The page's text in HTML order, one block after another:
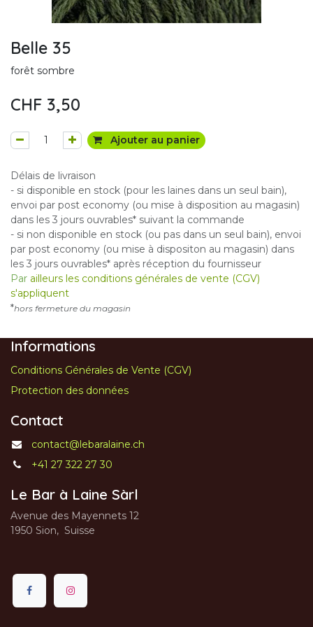
Belle 35
forêt sombre
CHF 3,50
Ajouter au panier
Délais de livraison
- si disponible en stock (pour les laines dans un seul bain),
envoi par post economy (ou mise à disposition au magasin)
dans les 3 jours ouvrables* suivant la commande
- si non disponible en stock (ou pas dans un seul bain), envoi
par post economy (ou mise à dispositon au magasin) dans
les 3 jours ouvrables* après réception du fournisseur
Par ailleurs les conditions générales de vente (CGV)
s'appliquent
*hors fermeture du magasin
Informations
Conditions Générales de Vente (CGV)
Protection des données
Contact
contact@lebaralaine.ch
+41 27 322 27 30
Le Bar à Laine Sàrl
Avenue des Mayennets 12
1950 Sion, Suisse